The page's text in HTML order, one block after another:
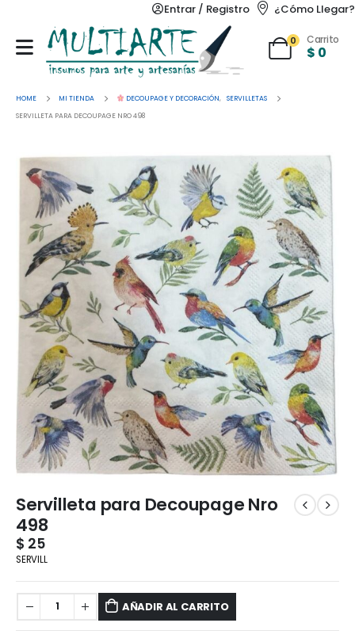
Entrar / Registro ¿Cómo Llegar?
0 Carrito
$ 0
HOME MI TIENDA DECOUPAGE Y DECORACIÓN, SERVILLETAS
SERVILLETA PARA DECOUPAGE NRO 498
Servilleta para Decoupage Nro
498
$ 25
SERVILL
AÑADIR AL CARRITO